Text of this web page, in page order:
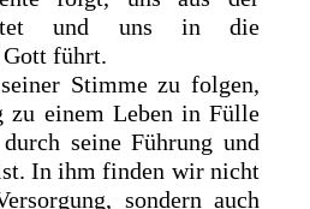
und uns in die
führt.
Stimme zu folgen,
zu einem Leben in Fülle
seine Führung und
In ihm finden wir nicht
sondern auch